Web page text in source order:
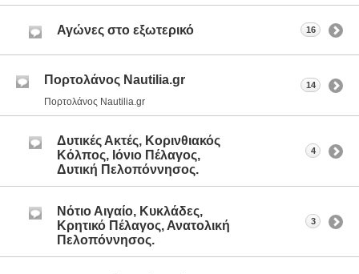
Αγώνες στο εξωτερικό 16
Πορτολάνος Nautilia.gr
Πορτολάνος Nautilia.gr
14
Δυτικές Ακτές, Κορινθιακός
Κόλπος, Ιόνιο Πέλαγος,
Δυτική Πελοπόννησος.
4
Νότιο Αιγαίο, Κυκλάδες,
Κρητικό Πέλαγος, Ανατολική
Πελοπόννησος.
3